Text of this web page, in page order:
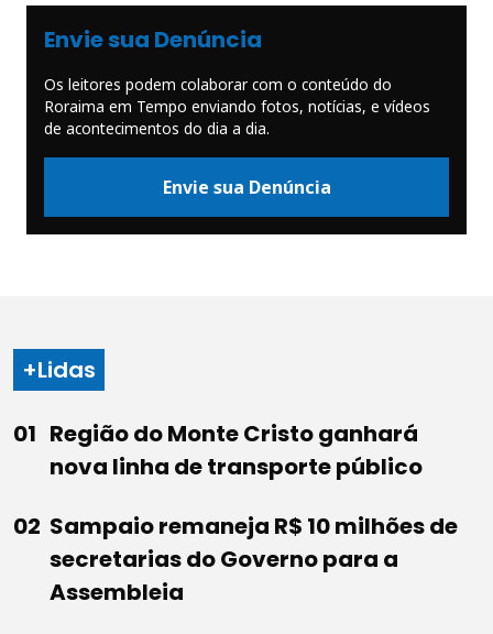
Envie sua Denúncia
Os leitores podem colaborar com o conteúdo do
Roraima em Tempo enviando fotos, notícias, e vídeos
de acontecimentos do dia a dia.
Envie sua Denúncia
+Lidas
Região do Monte Cristo ganhará
nova linha de transporte público
Sampaio remaneja R$ 10 milhões de
secretarias do Governo para a
Assembleia